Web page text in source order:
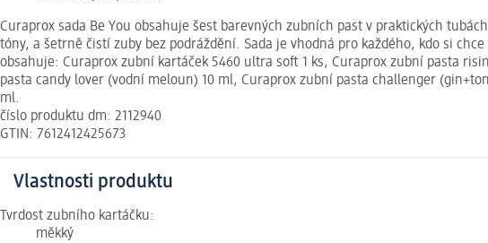
Curaprox sada Be You obsahuje šest barevných zubních past v praktických
tóny, a šetrně čistí zuby bez podráždění. Sada je vhodná pro každého, kdo si
obsahuje: Curaprox zubní kartáček 5460 ultra soft 1 ks, Curaprox zubní pasta
pasta candy lover (vodní meloun) 10 ml, Curaprox zubní pasta challenger
ml.
číslo produktu dm: 2112940
GTIN: 7612412425673
Vlastnosti produktu
Tvrdost zubního kartáčku:
měkký